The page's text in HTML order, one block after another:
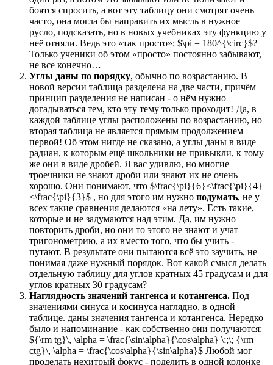
боятся спросить, а вот эту таблицу они смотрят очень
часто, она могла бы направить их мысль в нужное
русло, подсказать, но в новых учебниках эту функцию у
неё отняли. Ведь это «так просто»: $\pi = 180^{\circ}$?
Только ученики об этом «просто» постоянно забывают,
не все конечно…
Углы даны по порядку, обычно по возрастанию. В
новой версии таблица разделена на две части, причём
принцип разделения не написан - о нём нужно
догадываться тем, кто эту тему только проходит! Да, в
каждой таблице углы расположены по возрастанию, но
вторая таблица не является прямым продолжением
первой! Об этом нигде не сказано, а углы даны в виде
радиан, к которым ещё школьники не привыкли, к тому
же они в виде дробей. Я вас удивлю, но многие
троечники не знают дроби или знают их не очень
хорошо. Они понимают, что $\frac{\pi}{6}<\frac{\pi}{4}
<\frac{\pi}{3}$ , но для этого им нужно подумать, не у
всех такие сравнения делаются «на лету». Есть такие,
которые и не задумаются над этим. Да, им нужно
повторить дроби, но они то этого не знают и учат
тригонометрию, а их вместо того, что бы учить -
путают. В результате они пытаются всё это заучить, не
понимая даже нужный порядок. Вот какой смысл делать
отдельную таблицу для углов кратных 45 градусам и для
углов кратных 30 градусам?
Наглядность значений тангенса и котангенса. Под
значениями синуса и косинуса наглядно, в одной
таблице. даны значения тангенса и котангенса. Нередко
было и напоминание - как собственно они получаются:
${\rm tg}\, \alpha = \frac{\sin\alpha}{\cos\alpha} \;;\; {\rm
ctg}\, \alpha = \frac{\cos\alpha}{\sin\alpha}$ Любой мог
проделать нехитрый фокус - поделить в одной колонке